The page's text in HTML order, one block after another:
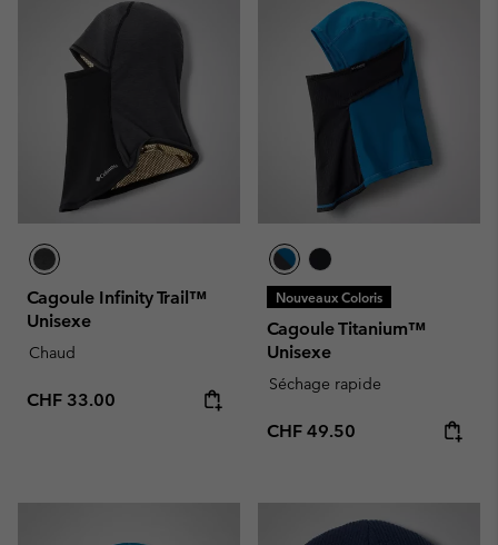
Cagoule Infinity Trail™
Unisexe
Chaud
Regular price:
CHF 33.00
Nouveaux Coloris
Cagoule Titanium™
Unisexe
Séchage rapide
Regular price:
CHF 49.50